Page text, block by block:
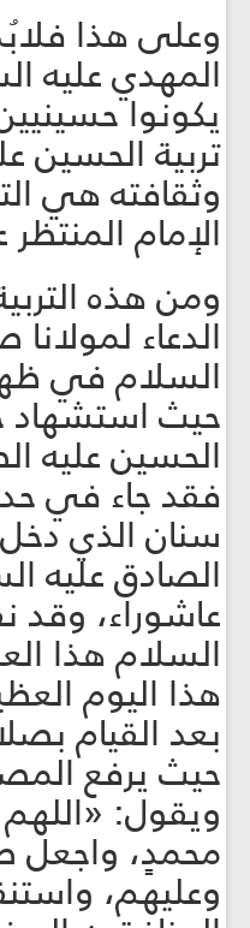
وعلى هذا
المهدي عليه
يكونوا
تربية الحسين
وثقافته هي
الإمام
ومن هذه
الدعاء
السلام في
حيث استشهاد
الحسين عليه
فقد جاء في
سنان الذي
الصادق عليه
عاشوراء، وقد
السلام هذا
هذا اليوم
بعد القيام
حيث يرفع
ويقول:
محمدٍ، واجعل
وعليهم،